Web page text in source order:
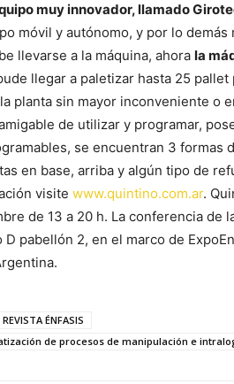
muy innovador, llamado
móvil y autónomo, y por lo
llevarse a la máquina, ahora la
llegar a paletizar hasta 25
planta sin mayor inconveniente o
de utilizar y programar,
se encuentran 3 formas
en base, arriba y algún tipo de
visite www.quintino.com.ar.
de 13 a 20 h. La conferencia de
D pabellón 2, en el marco de
ÉNFASIS
de procesos de manipulación e